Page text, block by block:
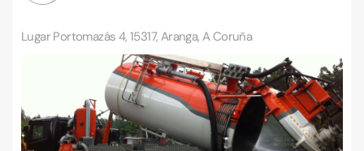
Lugar Portomazás 4, 15317, Aranga, A Coruña